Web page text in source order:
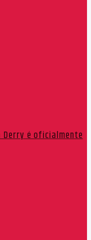
Derry é oficialmente